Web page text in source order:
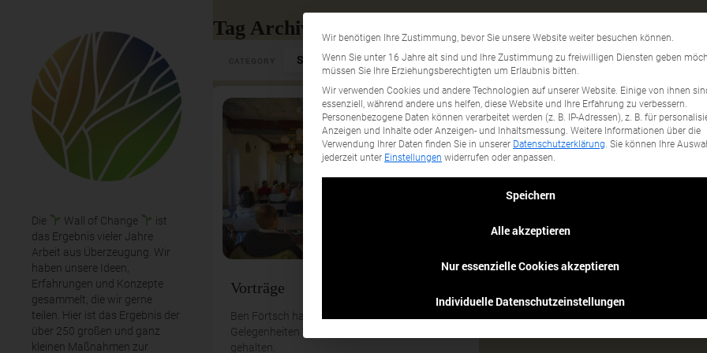
Die Wall of Change
ist
das Ergebnis vieler Jahre
Arbeit aus Überzeugung. Wir
haben unsere Ideen,
Erfahrungen und Konzepte
gesammelt, die wir gerne
teilen. Hier ist das Ergebnis der
über 250 großen und ganz
kleinen Maßnahmen zur
Tag Archives: Key Note Speaker
Select Category...
Vorträge
Ben Förtsch hat schon bei vielen
Gelegenheiten Vorträge über Nachhaltigkeit
gehalten.
Wir benötigen Ihre Zustimmung, bevor Sie unsere Website weiter besuchen können.
Wenn Sie unter 16 Jahre alt sind und Ihre Zustimmung zu freiwilligen Diensten geben
müssen Sie Ihre Erziehungsberechtigten um Erlaubnis bitten.
Wir verwenden Cookies und andere Technologien auf unserer Website. Einige von ihnen
essenziell, während andere uns helfen, diese Website und Ihre Erfahrung zu verbessern.
Personenbezogene Daten können verarbeitet werden (z. B. IP-Adressen), z. B. für
Anzeigen und Inhalte oder Anzeigen- und Inhaltsmessung. Weitere Informationen über die
Verwendung Ihrer Daten finden Sie in unserer Datenschutzerklärung. Sie können Ihre
jederzeit unter Einstellungen widerrufen oder anpassen.
Speichern
Alle akzeptieren
Nur essenzielle Cookies akzeptieren
Individuelle Datenschutzeinstellungen